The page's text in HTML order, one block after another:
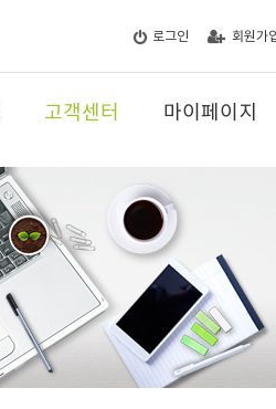
로그인 회원가
고객센터 마이페이지